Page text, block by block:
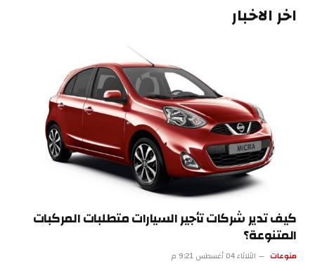
اخر الاخبار
كيف تدير شركات تأجير السيارات متطلبات المركبات
المتنوعة؟
منوعات الثلاثاء 04 أغسطس 9:21 م